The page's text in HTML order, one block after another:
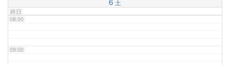
土
終日
08:00
09:00